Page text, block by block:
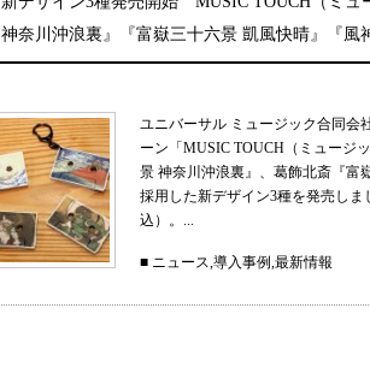
神奈川沖浪裏』『富嶽三十六景 凱風快晴』『風
ユニバーサル ミュージック合同会
ーン「MUSIC TOUCH（ミュージ
景 神奈川沖浪裏』、葛飾北斎『富
採用した新デザイン3種を発売しま
込）。...
■ ニュース,導入事例,最新情報